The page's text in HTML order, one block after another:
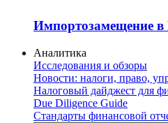
Импортозамещение в
Аналитика
Исследования и обзоры
Новости: налоги, право,
Налоговый дайджест для
Due Diligence Guide
Стандарты финансовой